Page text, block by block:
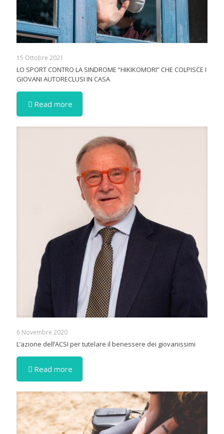
15 Ottobre 2021
LO SPORT CONTRO LA SINDROME “HIKIKOMORI” CHE COLPISCE I
GIOVANI AUTORECLUSI IN CASA
Read more
6 Novembre 2020
L’azione dell’ACSI per tutelare il benessere dei giovanissimi
Read more